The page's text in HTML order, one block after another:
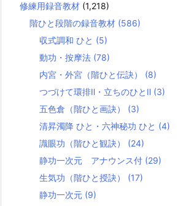
修練用録音教材 (1,218)
階ひと段階の録音教材 (586)
収式調和 ひと (5)
動功・按摩法 (78)
内宮・外宮（階ひと伝訣） (8)
つづけて環排Ⅱ・立ちのひとⅡ (3)
五色倉（階ひと画訣） (3)
清昇濁降 ひと・六神秘功 ひと (4)
識眼功（階ひと観訣） (24)
静功一次元 アナウンス付 (29)
生気功（階ひと授訣） (17)
静功一次元 (9)